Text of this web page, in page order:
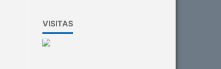
VISITAS